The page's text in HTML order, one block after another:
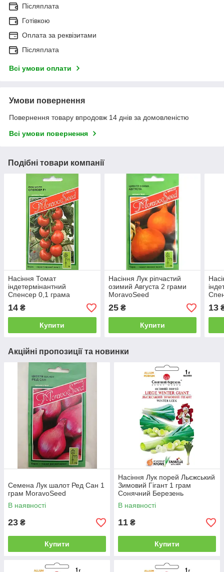
Післяплата
Готівкою
Оплата за реквізитами
Післяплата
Всі умови оплати
Умови повернення
Повернення товару впродовж 14 днів за домовленістю
Всі умови повернення
Подібні товари компанії
Насіння Томат
індетермінантний
Спенсер 0,1 грама
Moravoseed
14 ₴
Купити
Насіння Лук ріпчастий
озимий Августа 2 грами
MoravoSeed
25₴
Купити
13
Акційні пропозиції та новинки
Семена Лук шалот Ред Сан 1
грам MoravoSeed
В наявності
23 ₴
Купити
Насіння Лук порей Льєжський
Зимовий Гігант 1 грам
Сонячний Березень
В наявності
11 ₴
Купити